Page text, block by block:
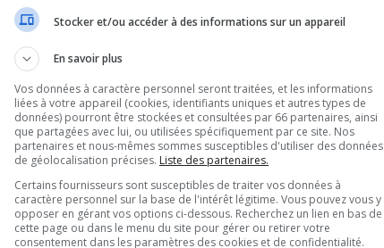
des boisés au Domaine des Hauts-Bois
Stocker et/ou accéder à des informations sur un appareil
En savoir plus
Vos données à caractère personnel seront traitées, et les informations
liées à votre appareil (cookies, identifiants uniques et autres types de
données) pourront être stockées et consultées par 66 partenaires, ainsi
que partagées avec lui, ou utilisées spécifiquement par ce site. Nos
partenaires et nous-mêmes sommes susceptibles d'utiliser des données
de géolocalisation précises. Liste des partenaires.
Certains fournisseurs sont susceptibles de traiter vos données à
caractère personnel sur la base de l'intérêt légitime. Vous pouvez vous y
opposer en gérant vos options ci-dessous. Recherchez un lien en bas de
cette page ou dans le menu du site pour gérer ou retirer votre
consentement dans les paramètres des cookies et de confidentialité.